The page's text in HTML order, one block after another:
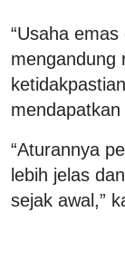
“Usaha
mengandung
“Aturannya
lebih jelas
sejak awal,”